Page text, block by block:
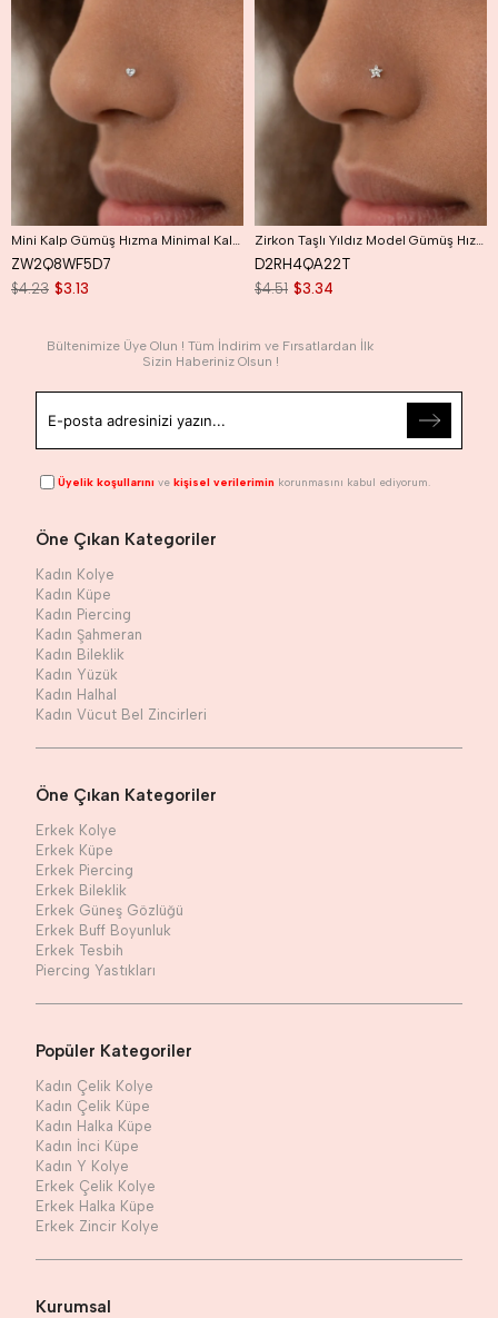
ZW2Q8WF5D7
$3.13
$4.23
D2RH4QA22T
$3.34
$4.51
Bültenimize Üye Olun ! Tüm İndirim ve Fırsatlardan İlk
Sizin Haberiniz Olsun !
Üyelik koşullarını vekişisel verilerimin korunmasını kabul ediyorum.
Öne Çıkan Kategoriler
Kadın Kolye
Kadın Küpe
Kadın Piercing
Kadın Şahmeran
Kadın Bileklik
Kadın Yüzük
Kadın Halhal
Kadın Vücut Bel Zincirleri
Öne Çıkan Kategoriler
Erkek Kolye
Erkek Küpe
Erkek Piercing
Erkek Bileklik
Erkek Güneş Gözlüğü
Erkek Buff Boyunluk
Erkek Tesbih
Piercing Yastıkları
Popüler Kategoriler
Kadın Çelik Kolye
Kadın Çelik Küpe
Kadın Halka Küpe
Kadın İnci Küpe
Kadın Y Kolye
Erkek Çelik Kolye
Erkek Halka Küpe
Erkek Zincir Kolye
Kurumsal